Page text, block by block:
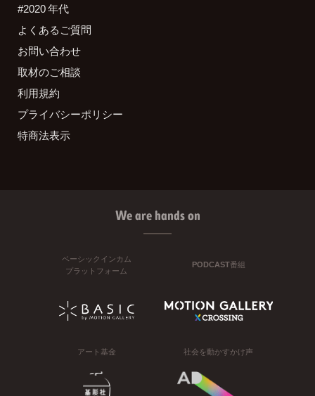
#2020 年代
よくあるご質問
お問い合わせ
取材のご相談
利用規約
プライバシーポリシー
特商法表示
We are hands on
ベーシックインカム
プラットフォーム
PODCAST番組
アート基金 社会を動かすかけ声